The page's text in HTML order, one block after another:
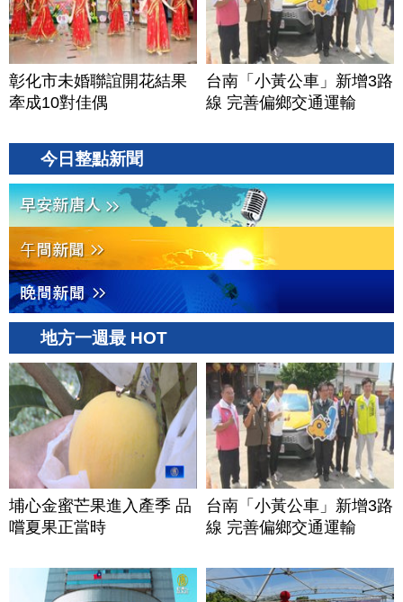
彰化市未婚聯誼開花結果
牽成10對佳偶
台南「小黃公車」新增3路
線 完善偏鄉交通運輸
今日整點新聞
地方一週最 HOT
埔心金蜜芒果進入產季 品
嚐夏果正當時
台南「小黃公車」新增3路
線 完善偏鄉交通運輸